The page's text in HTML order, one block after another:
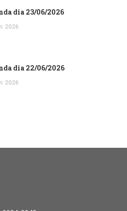
dia 23/06/2026
2026
dia 22/06/2026
2026